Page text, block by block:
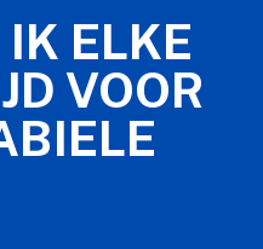
ELKE
VOOR